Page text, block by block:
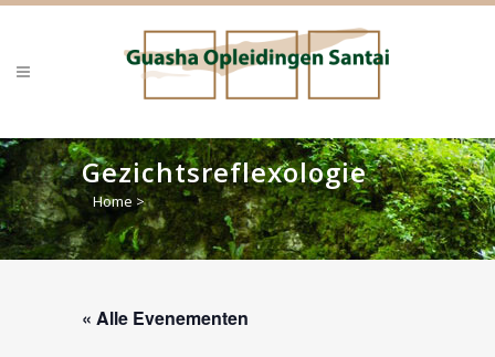
Gezichtsreflexologie
Home >
« Alle Evenementen